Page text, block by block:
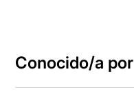
Conocido/a por